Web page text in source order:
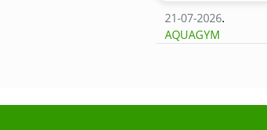
21-07-2026.
AQUAGYM